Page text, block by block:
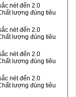
nét đến 2.0
lượng đúng tiêu
nét đến 2.0
lượng đúng tiêu
nét đến 2.0
lượng đúng tiêu
nét đến 2.0
lượng đúng tiêu